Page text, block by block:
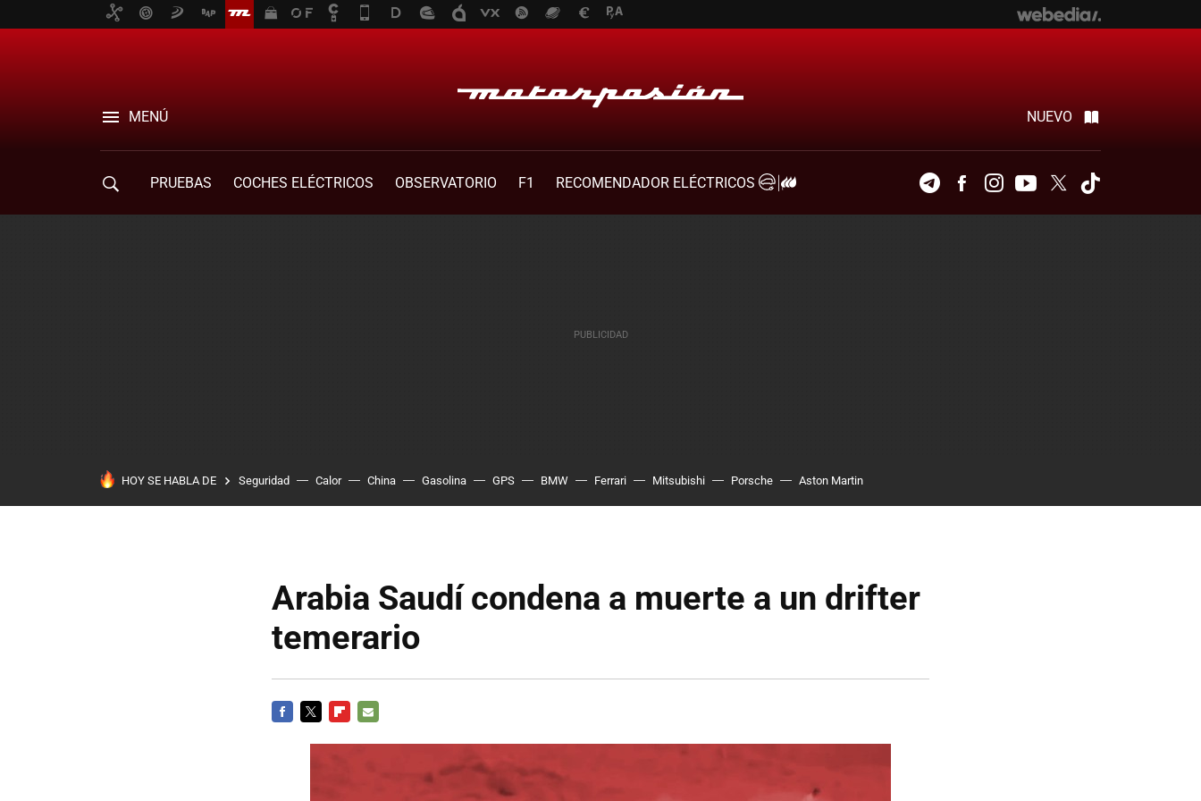
MENÚ NUEVO
PRUEBAS COCHES ELÉCTRICOS OBSERVATORIO F1
RECOMENDADOR ELÉCTRICOS
TelegramFacebookInstagramYoutubeTwitter
HOY SE HABLA DE Seguridad Calor China Gasolina GPS BMW Ferrari Mitsubishi Porsche Aston Martin
Arabia Saudí condena a muerte a un drifter
temerario